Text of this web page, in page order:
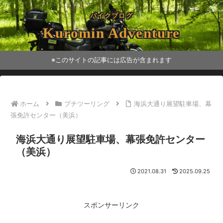
バイクブログ
Kuromin Adventure
※このサイトの記事には広告が含まれます
ホーム プチツーリング
海浜大通り展望駐車場、幕
張免許センター（美浜）
海浜大通り展望駐車場、幕張免許センター
（美浜）
2021.08.31 2025.09.25
スポンサーリンク